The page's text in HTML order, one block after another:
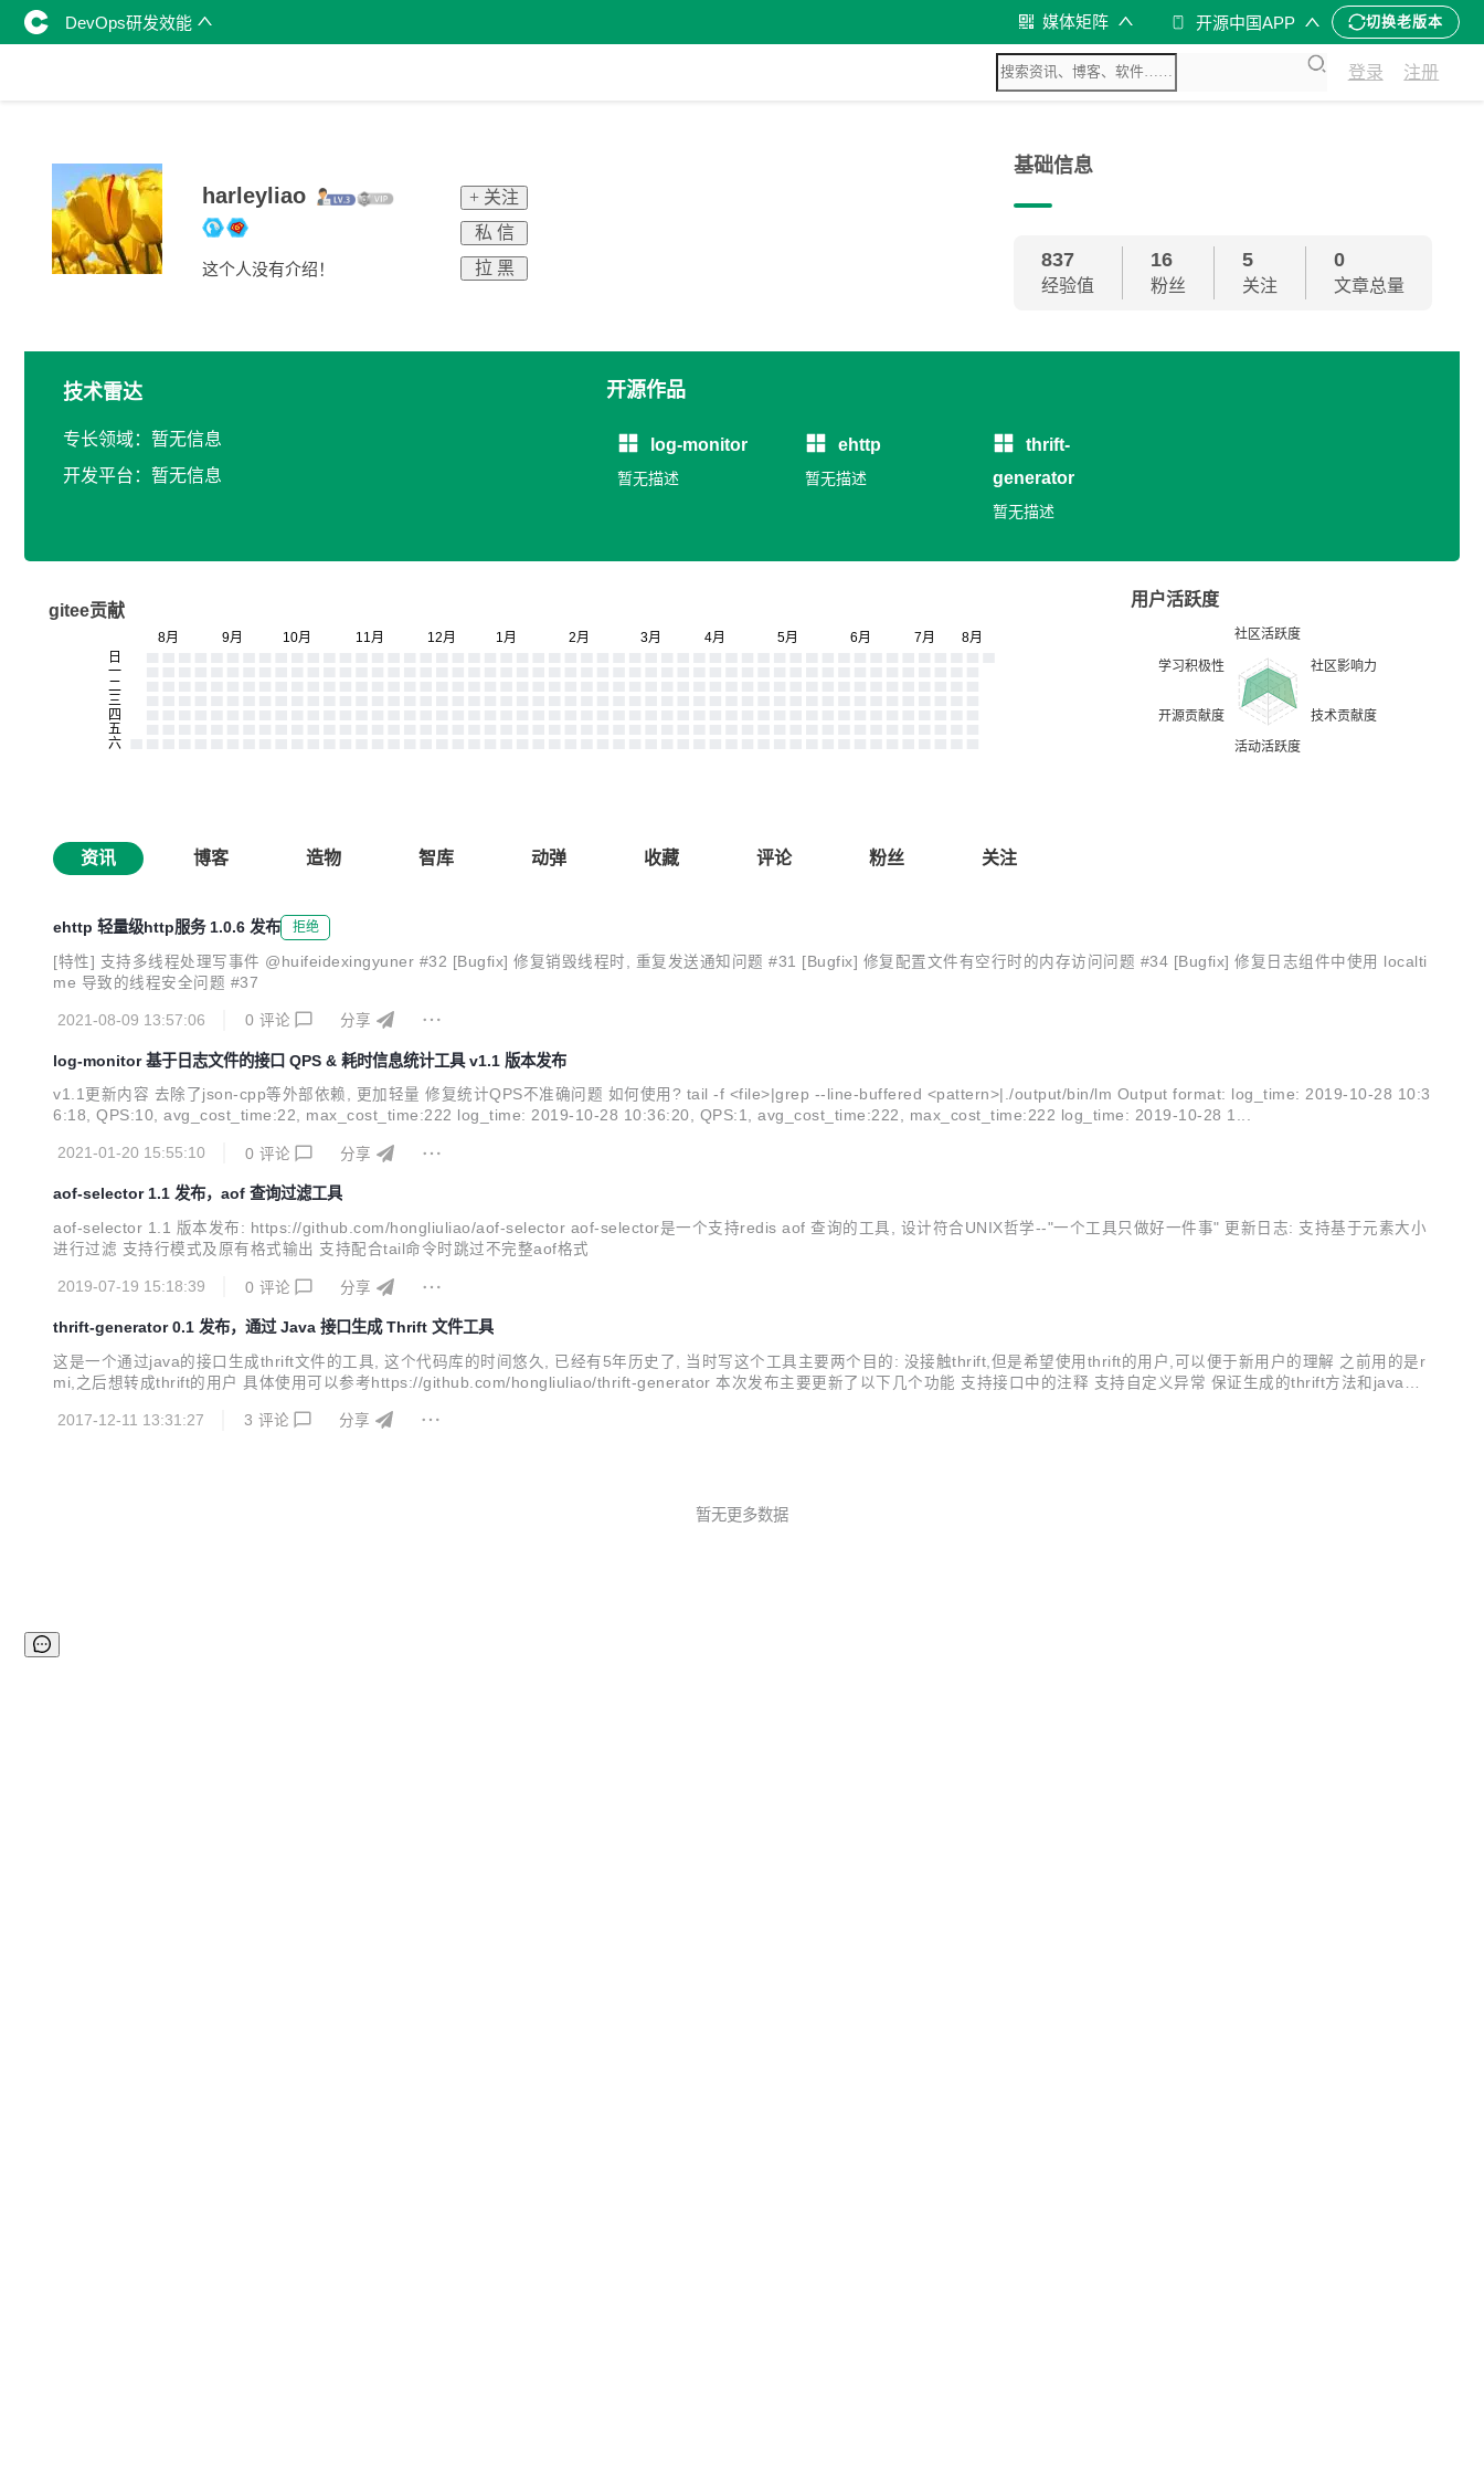
DevOps研发效能 媒体矩阵 开源中国APP 切换老版本
登录 注册
harleyliao
这个人没有介绍！
+ 关注
私 信
拉 黑
基础信息
837
经验值
16
粉丝
5
关注
0
文章总量
技术雷达
专长领域：暂无信息
开发平台：暂无信息
开源作品
log-monitor
暂无描述
ehttp
暂无描述
thrift-
generator
暂无描述
gitee贡献
用户活跃度
资讯 博客 造物 智库 动弹 收藏 评论 粉丝 关注
ehttp 轻量级http服务 1.0.6 发布 拒绝
[特性] 支持多线程处理写事件 @huifeidexingyuner #32 [Bugfix] 修复销毁线程时, 重复发送通知问题 #31 [Bugfix] 修复配置文件有空行时的内存访问问题 #34 [Bugfix] 修复日志组件中使用 localti
me 导致的线程安全问题 #37
2021-08-09 13:57:06 0 评论 分享
log-monitor 基于日志文件的接口 QPS & 耗时信息统计工具 v1.1 版本发布
v1.1更新内容 去除了json-cpp等外部依赖, 更加轻量 修复统计QPS不准确问题 如何使用? tail -f <file>|grep --line-buffered <pattern>|./output/bin/lm Output format: log_time: 2019-10-28 10:3
6:18, QPS:10, avg_cost_time:22, max_cost_time:222 log_time: 2019-10-28 10:36:20, QPS:1, avg_cost_time:222, max_cost_time:222 log_time: 2019-10-28 1...
2021-01-20 15:55:10 0 评论 分享
aof-selector 1.1 发布，aof 查询过滤工具
aof-selector 1.1 版本发布: https://github.com/hongliuliao/aof-selector aof-selector是一个支持redis aof 查询的工具, 设计符合UNIX哲学--"一个工具只做好一件事" 更新日志: 支持基于元素大小
进行过滤 支持行模式及原有格式输出 支持配合tail命令时跳过不完整aof格式
2019-07-19 15:18:39 0 评论 分享
thrift-generator 0.1 发布，通过 Java 接口生成 Thrift 文件工具
这是一个通过java的接口生成thrift文件的工具, 这个代码库的时间悠久, 已经有5年历史了, 当时写这个工具主要两个目的: 没接触thrift,但是希望使用thrift的用户,可以便于新用户的理解 之前用的是r
mi,之后想转成thrift的用户 具体使用可以参考https://github.com/hongliuliao/thrift-generator 本次发布主要更新了以下几个功能 支持接口中的注释 支持自定义异常 保证生成的thrift方法和java文
2017-12-11 13:31:27
3 评论 分享
暂无更多数据